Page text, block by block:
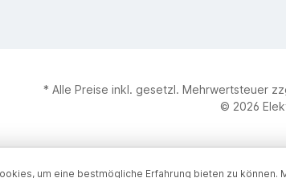
* Alle Preise inkl. gesetzl. Mehrwertsteuer
© 2026
um eine bestmögliche Erfahrung bieten zu können.